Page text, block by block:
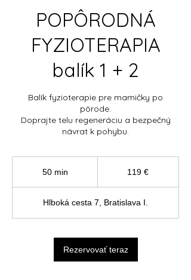
POPÔRODNÁ
FYZIOTERAPIA
balík 1 + 2
Balík fyzioterapie pre mamičky po
pôrode.
Doprajte telu regeneráciu a bezpečný
návrat k pohybu.
50 min
i
n
119 €
Hlboká cesta 7, Bratislava I.
Rezervovať teraz